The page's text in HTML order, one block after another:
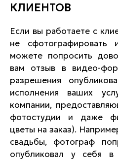
КЛИЕНТОВ
Если вы работаете с
не
можете попросить
вам отзыв в видео-
разрешения
исполнения ваших
компании,
фотостудии и даже
цветы на заказ).
свадьбы, фотограф
опубликовал у себя